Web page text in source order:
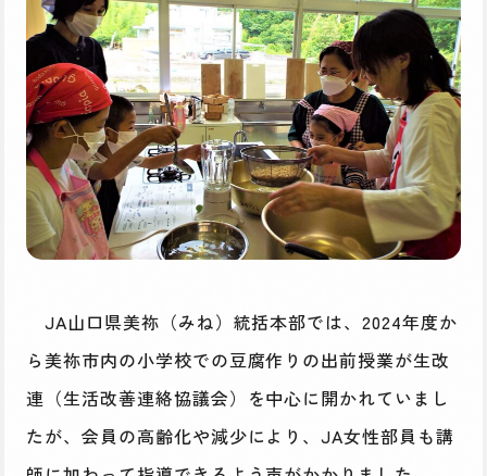
JA山口県美祢（みね）統括本部では、2024年度か
ら美祢市内の小学校での豆腐作りの出前授業が生改
連（生活改善連絡協議会）を中心に開かれていまし
たが、会員の高齢化や減少により、JA女性部員も講